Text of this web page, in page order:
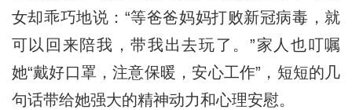
女却乖巧地说：“等爸爸妈妈打败新冠病毒，就
可以回来陪我，带我出去玩了。”家人也叮嘱
她“戴好口罩，注意保暖，安心工作”，短短的几
句话带给她强大的精神动力和心理安慰。